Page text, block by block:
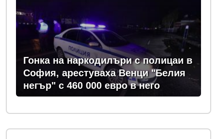
Гонка на наркодилъри с полицаи в
София, арестуваха Венци "Белия
негър" с 460 000 евро в него